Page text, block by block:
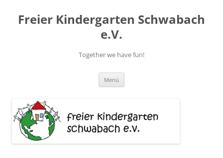
springen
Freier Kindergarten Schwabach
e.V.
Together we have fun!
Menü